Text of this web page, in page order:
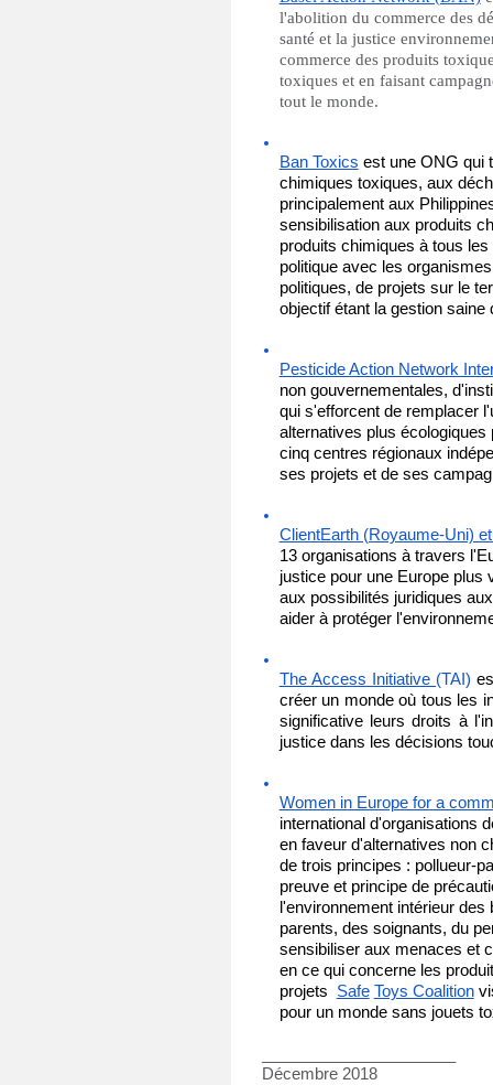
l'abolition du commerce des
santé et la justice
commerce des produits
toxiques et en faisant
tout le monde.
Ban Toxics est une ONG qui
chimiques toxiques, aux
principalement aux
sensibilisation aux produits
produits chimiques à tous
politique avec les
politiques, de projets sur le
objectif étant la gestion saine
Pesticide Action Network
non gouvernementales,
qui s'efforcent de remplacer
alternatives plus
cinq centres régionaux
ses projets et de ses
ClientEarth (Royaume-Uni)
13 organisations à travers
justice pour une Europe plus
aux possibilités juridiques
aider à protéger
The Access Initiative (TAI)
créer un monde où tous les
significative leurs droits à
justice dans les décisions
Women in Europe for a
international d'organisations
en faveur d'alternatives non
de trois principes : pollueur-
preuve et principe de
l'environnement intérieur
parents, des soignants, du
sensibiliser aux menaces et
en ce qui concerne les
projets
Safe Toys Coalition
pour un monde sans jouets
Décembre 2018